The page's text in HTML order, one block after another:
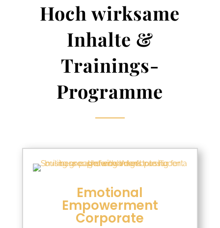
Hoch wirksame
Inhalte &
Trainings-
Programme
Emotional
Empowerment
Corporate